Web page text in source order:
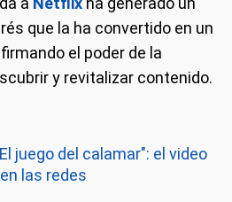
que la ha convertido en un
el poder de la
y revitalizar contenido.
juego del calamar": el video
las redes